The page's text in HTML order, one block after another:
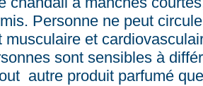
Personne ne peut
et
sont sensibles à
autre produit parfumé